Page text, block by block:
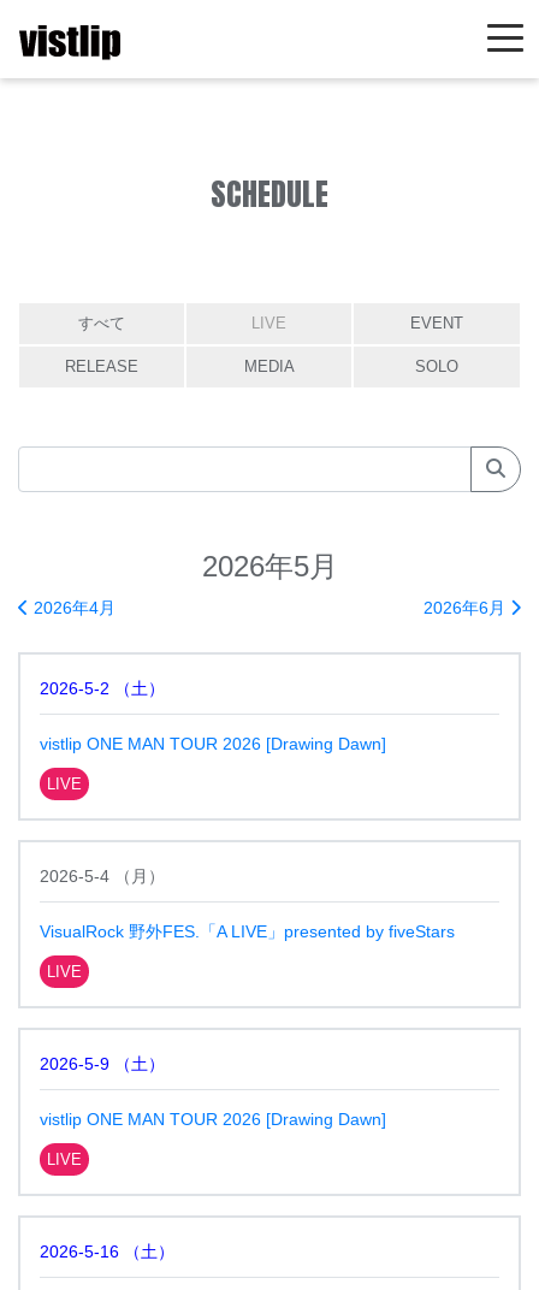
SCHEDULE
すべて LIVE EVENT
RELEASE MEDIA SOLO
2026年5月
2026年4月 2026年6月
2026-5-2 （土）
vistlip ONE MAN TOUR 2026 [Drawing Dawn]
LIVE
2026-5-4 （ 月 ）
VisualRock 野外FES.「A LIVE」presented by fiveStars
LIVE
2026-5-9 （土）
vistlip ONE MAN TOUR 2026 [Drawing Dawn]
LIVE
2026-5-16 （土）